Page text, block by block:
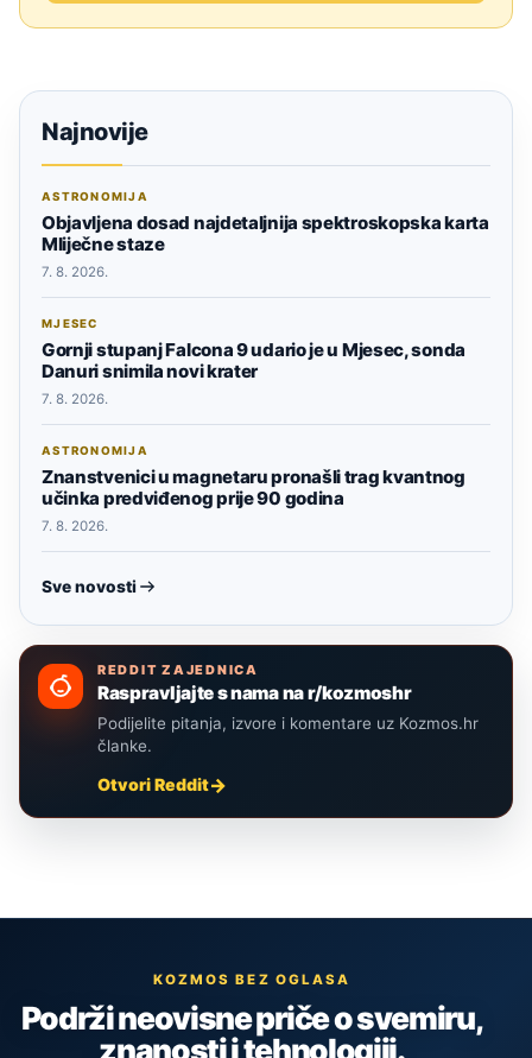
Najnovije
ASTRONOMIJA
Objavljena dosad najdetaljnija spektroskopska karta
Mliječne staze
7. 8. 2026.
MJESEC
Gornji stupanj Falcona 9 udario je u Mjesec, sonda
Danuri snimila novi krater
7. 8. 2026.
ASTRONOMIJA
Znanstvenici u magnetaru pronašli trag kvantnog
učinka predviđenog prije 90 godina
7. 8. 2026.
Sve novosti
REDDIT ZAJEDNICA
Raspravljajte s nama na r/kozmoshr
Podijelite pitanja, izvore i komentare uz Kozmos.hr
članke.
Otvori Reddit
KOZMOS BEZ OGLASA
Podrži neovisne priče o svemiru,
znanosti i tehnologiji.